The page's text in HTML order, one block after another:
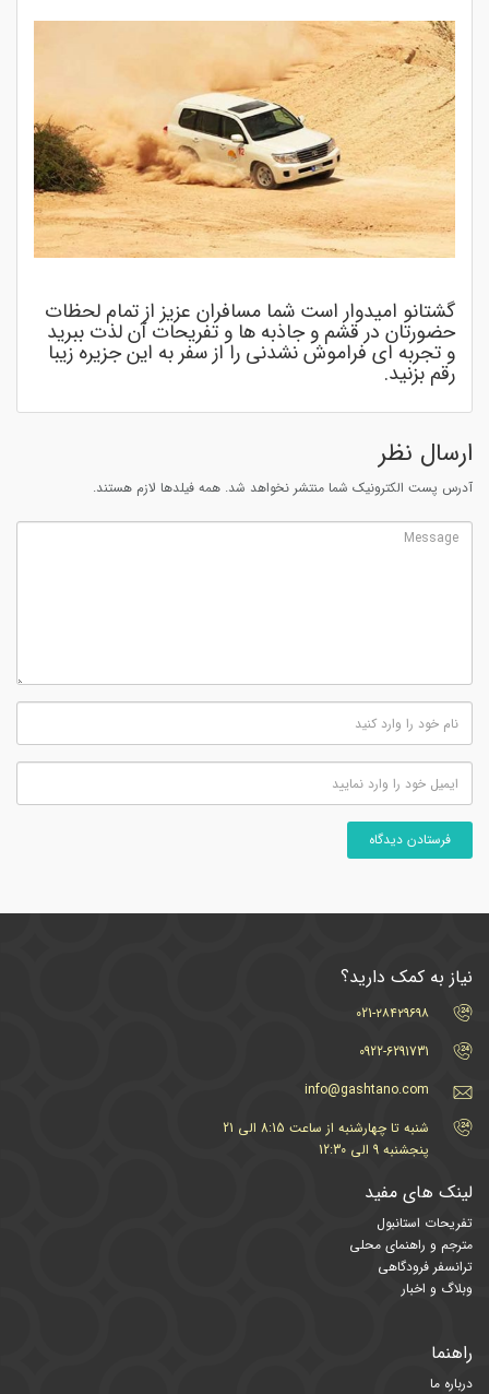
گشتانو امیدوار است شما مسافران عزیز از تمام لحظات
حضورتان در قشم و جاذبه ها و تفریحات آن لذت ببرید
و تجربه ای فراموش نشدنی را از سفر به این جزیره زیبا
رقم بزنید.
ارسال نظر
آدرس پست الکترونیک شما منتشر نخواهد شد. همه فیلدها لازم هستند.
نیاز به کمک دارید؟
021-۲۸۴۲۹۶۹۸
0922-6291731
info@gashtano.com
شنبه تا چهارشنبه از ساعت 8:15 الی 21
پنجشنبه 9 الی 12:30
لینک های مفید
تفریحات استانبول
مترجم و راهنمای محلی
ترانسفر فرودگاهی
وبلاگ و اخبار
راهنما
درباره ما